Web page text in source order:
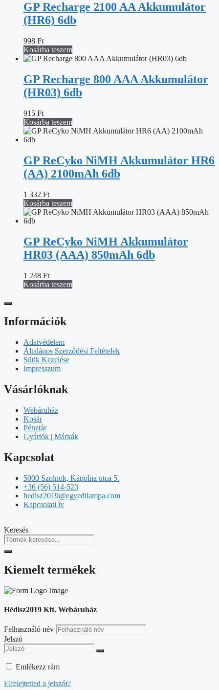
GP Recharge 2100 AA Akkumulátor
(HR6) 6db
998 Ft
Kosárba teszem
GP Recharge 800 AAA Akkumulátor
(HR03) 6db
915 Ft
Kosárba teszem
GP ReCyko NiMH Akkumulátor HR6
(AA) 2100mAh 6db
1 332 Ft
Kosárba teszem
GP ReCyko NiMH Akkumulátor
HR03 (AAA) 850mAh 6db
1 248 Ft
Kosárba teszem
Információk
Adatvédelem
Általános Szerződési Feltételek
Sütik Kezelése
Impresszum
Vásárlóknak
Webáruház
Kosár
Pénztár
Gyártók | Márkák
Kapcsolat
5000 Szolnok, Kápolna utca 5.
+36 (56) 514-523
hedisz2019@egyedilampa.com
Kapcsolati ív
Keresés
Kiemelt termékek
Hédisz2019 Kft. Webáruház
Felhasználó név
Jelszó
Emlékezz rám
Elfelejtetted a jelszót?